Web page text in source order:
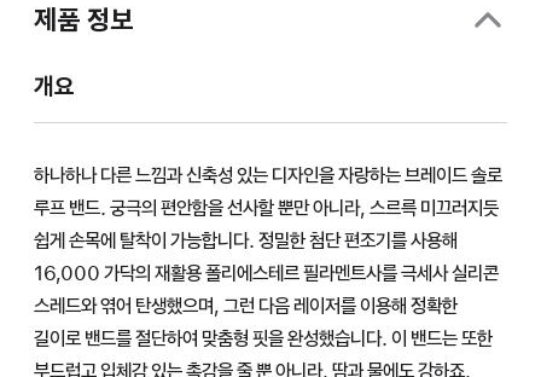
제품 정보
개요
하나하나 다른 느낌과 신축성 있는 디자인을 자랑하는 브레이드 솔로
루프 밴드. 궁극의 편안함을 선사할 뿐만 아니라, 스르륵 미끄러지듯
쉽게 손목에 탈착이 가능합니다. 정밀한 첨단 편조기를 사용해
16,000 가닥의 재활용 폴리에스테르 필라멘트사를 극세사 실리콘
스레드와 엮어 탄생했으며, 그런 다음 레이저를 이용해 정확한
길이로 밴드를 절단하여 맞춤형 핏을 완성했습니다. 이 밴드는 또한
부드럽고 입체감 있는 촉감을 줄 뿐 아니라, 땀과 물에도 강하죠.